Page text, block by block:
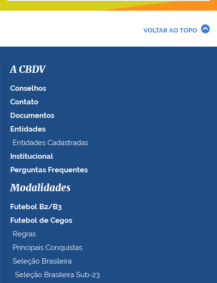
VOLTAR AO TOPO
A CBDV
Conselhos
Contato
Documentos
Entidades
Entidades Cadastradas
Institucional
Perguntas Frequentes
Modalidades
Futebol B2/B3
Futebol de Cegos
Regras
Principais Conquistas
Seleção Brasileira
Seleção Brasileira Sub-23